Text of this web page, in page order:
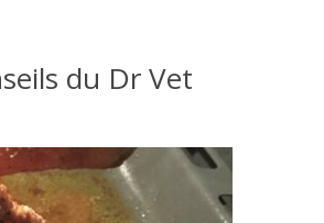
du Dr Vet